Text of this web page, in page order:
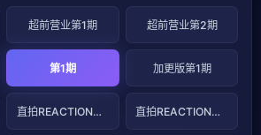
超前营业第1期 超前营业第2期
第1期 加更版第1期
直拍REACTION第1期 直拍REACTION第2期